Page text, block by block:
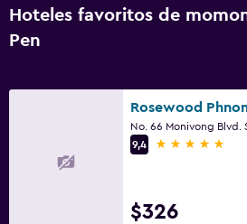
Hoteles favoritos de
Pen
Rosewood
9,4
5 estrellas
$326